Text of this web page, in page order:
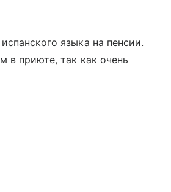
языка на пенсии.
в приюте, так как очень